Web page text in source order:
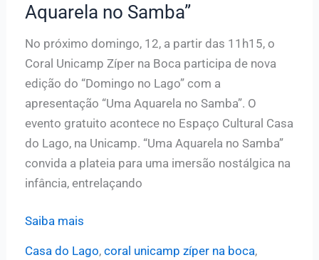
Aquarela no Samba”
No próximo domingo, 12, a partir das 11h15, o
Coral Unicamp Zíper na Boca participa de nova
edição do “Domingo no Lago” com a
apresentação “Uma Aquarela no Samba”. O
evento gratuito acontece no Espaço Cultural Casa
do Lago, na Unicamp. “Uma Aquarela no Samba”
convida a plateia para uma imersão nostálgica na
infância, entrelaçando
Coral
Saiba mais
Casa do Lago, coral unicamp zíper na boca,